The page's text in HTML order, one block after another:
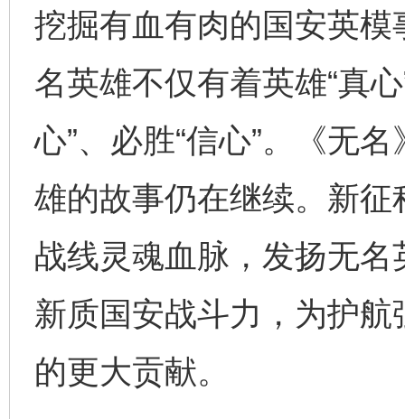
挖掘有血有肉的国安英
名英雄不仅有着英雄“真
心”、必胜“信心”。《无
雄的故事仍在继续。新
战线灵魂血脉，发扬无
新质国安战斗力，为护
的更大贡献。
完善运行机制助力责任有效落实 一纸欠
东山县通报“牛蛙产品抗生素超标问题”